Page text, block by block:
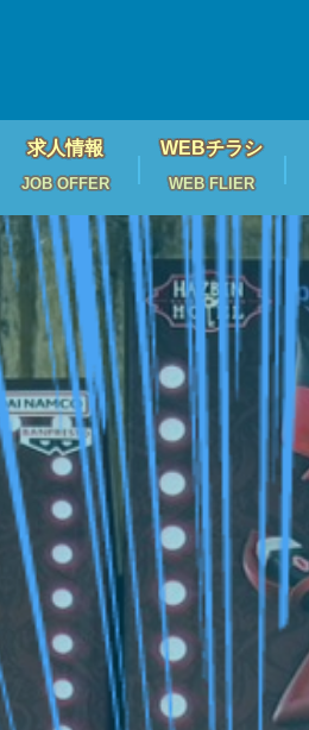
求人情報
JOB OFFER
WEBチラシ
WEB FLIER